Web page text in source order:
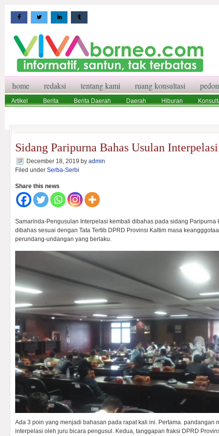
home redaksi tentang kami ruang konsultasi
Artikel Berita Berita Daerah Daerah Hiburan
Sidang Paripurna Bahas Usulan Interpelasi
December 18, 2019 by admin
Filed under Serba-Serbi
Share this news
Samarinda-Pengusulan Interpelasi kembali dibahas pada sidang Paripurna
dibahas sesuai dengan Tata Tertib DPRD Provinsi Kaltim masa
perundang-undangan yang berlaku.
Ada 3 poin yang menjadi bahasan pada rapat kali ini. Pertama. pandangan
interpelasi oleh juru bicara pengusul. Kedua, tanggapan fraksi DPRD